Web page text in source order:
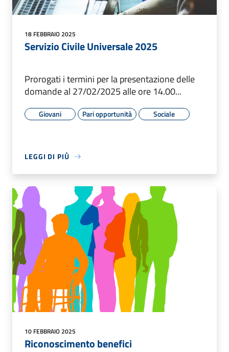
18 FEBBRAIO 2025
Servizio Civile Universale 2025
Prorogati i termini per la presentazione delle
domande al 27/02/2025 alle ore 14.00...
Giovani Pari opportunità Sociale
LEGGI DI PIÙ
10 FEBBRAIO 2025
Riconoscimento benefici